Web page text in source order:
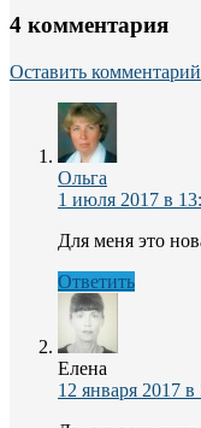
4 комментария
Оставить комментарий
Ольга
1 июля 2017 в
Для меня это
Ответить
Елена
12 января 2017 в